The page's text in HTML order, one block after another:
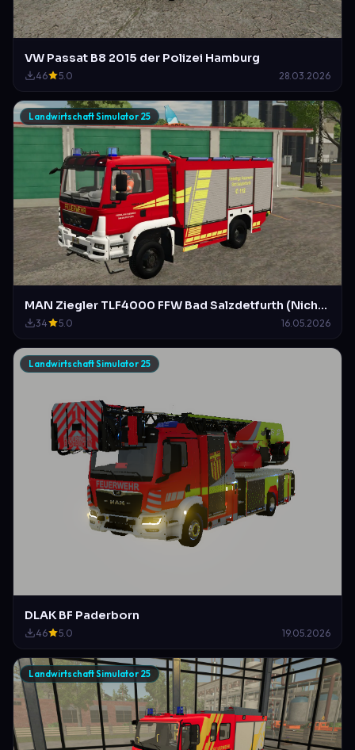
VW Passat B8 2015 der Polizei Hamburg
46 5.0 28.03.2026
Landwirtschaft Simulator 25
MAN Ziegler TLF4000 FFW Bad Salzdetfurth (Nicht Original)
34 5.0 16.05.2026
Landwirtschaft Simulator 25
DLAK BF Paderborn
46 5.0 19.05.2026
Landwirtschaft Simulator 25